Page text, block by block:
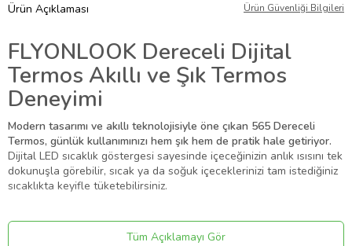
Ürün Açıklaması Ürün Güvenliği Bilgileri
FLYONLOOK Dereceli Dijital
Termos Akıllı ve Şık Termos
Deneyimi
Modern tasarımı ve akıllı teknolojisiyle öne çıkan 565 Dereceli
Termos, günlük kullanımınızı hem şık hem de pratik hale getiriyor.
Dijital LED sıcaklık göstergesi sayesinde içeceğinizin anlık ısısını tek
dokunuşla görebilir, sıcak ya da soğuk içeceklerinizi tam istediğiniz
sıcaklıkta keyifle tüketebilirsiniz.
Ürün Özellikleri:Tüm Açıklamayı Gör